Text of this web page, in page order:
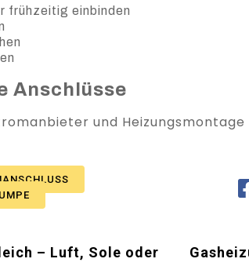
frühzeitig einbinden
Anschlüsse
und Heizungsmontage
– Luft, Sole oder